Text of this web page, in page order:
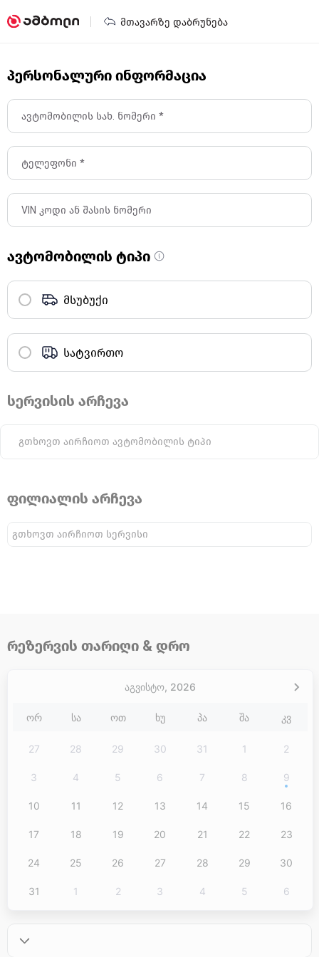
მთავარზე დაბრუნება
პერსონალური ინფორმაცია
ავტომობილის სახ. ნომერი *
ტელეფონი *
VIN კოდი ან შასის ნომერი
ავტომობილის ტიპი
მსუბუქი
სატვირთო
სერვისის არჩევა
გთხოვთ აირჩიოთ ავტომობილის ტიპი
ფილიალის არჩევა
გთხოვთ აირჩიოთ სერვისი
რეზერვის თარიღი & დრო
აგვისტო, 2026
ᲝᲠ ᲡᲐ ᲝᲗ ᲮᲣ ᲞᲐ ᲨᲐ ᲙᲕ
27 28 29 30 31 1 2
3 4 5 6 7 8 9
10 11 12 13 14 15 16
17 18 19 20 21 22 23
24 25 26 27 28 29 30
31 1 2 3 4 5 6